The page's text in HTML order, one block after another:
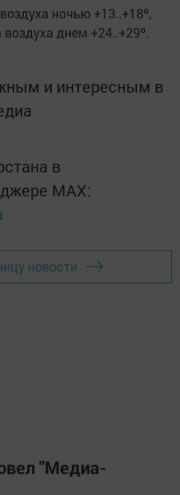
ночью +13..+18º,
днем +24..+29º.
и интересным в
в
MАХ:
новости
"Медиа-